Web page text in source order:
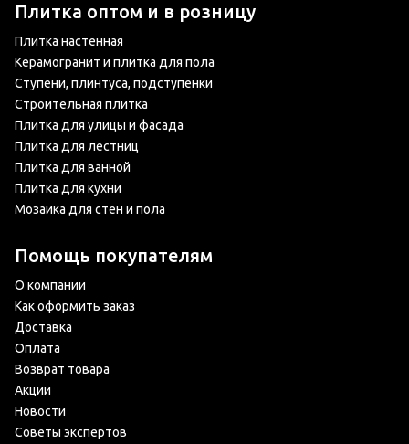
Плитка оптом и в розницу
Плитка настенная
Керамогранит и плитка для пола
Ступени, плинтуса, подступенки
Строительная плитка
Плитка для улицы и фасада
Плитка для лестниц
Плитка для ванной
Плитка для кухни
Мозаика для стен и пола
Помощь покупателям
О компании
Как оформить заказ
Доставка
Оплата
Возврат товара
Акции
Новости
Советы экспертов